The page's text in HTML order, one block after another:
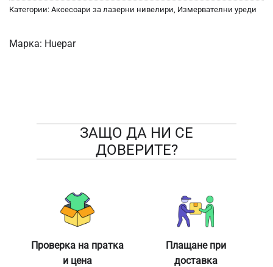
Категории: Аксесоари за лазерни нивелири Измервателни уреди
Марка: Huepar
ЗАЩО ДА НИ СЕ
ДОВЕРИТЕ?
Проверка на пратка
и цена
Плащане при
доставка